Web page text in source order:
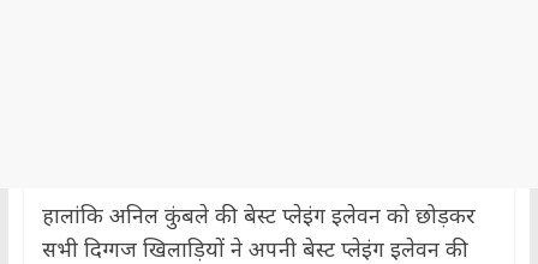
हालांकि अनिल कुंबले की बेस्ट प्लेइंग इलेवन को छोड़कर
सभी दिग्गज खिलाड़ियों ने अपनी बेस्ट प्लेइंग इलेवन की